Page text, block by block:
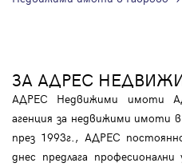
ЗА АДРЕС
АДРЕС Недвижими имоти
агенция за недвижими имоти
през 1993г., АДРЕС
днес предлага